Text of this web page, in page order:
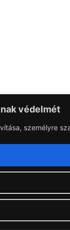
védelmét
személyre